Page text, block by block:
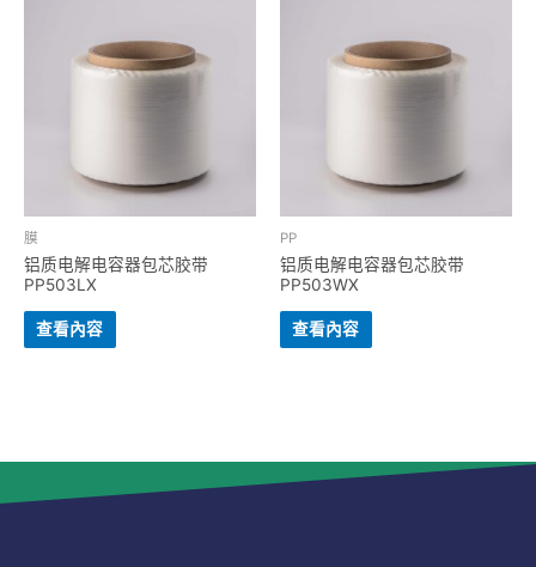
膜
铝质电解电容器包芯胶带
PP503LX
查看內容
PP
铝质电解电容器包芯胶带
PP503WX
查看內容